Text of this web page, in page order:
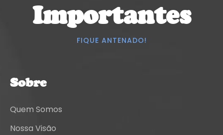
Importantes
FIQUE ANTENADO!
Sobre
Quem Somos
Nossa Visão